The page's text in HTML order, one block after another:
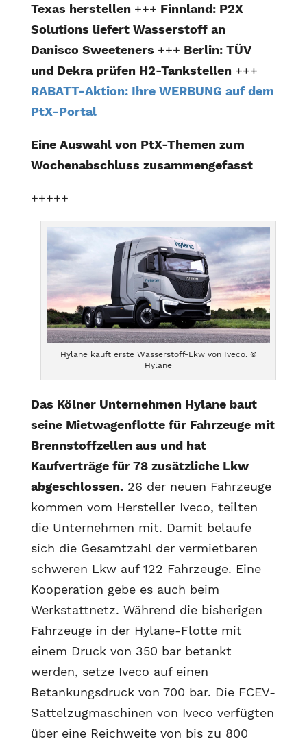
Texas herstellen +++ Finnland: P2X
Solutions liefert Wasserstoff an
Danisco Sweeteners +++ Berlin: TÜV
und Dekra prüfen H2-Tankstellen +++
RABATT-Aktion: Ihre WERBUNG auf dem
PtX-Portal
Eine Auswahl von PtX-Themen zum
Wochenabschluss zusammengefasst
+++++
Hylane kauft erste Wasserstoff-Lkw von Iveco. ©
Hylane
Das Kölner Unternehmen Hylane baut
seine Mietwagenflotte für Fahrzeuge mit
Brennstoffzellen aus und hat
Kaufverträge für 78 zusätzliche Lkw
abgeschlossen.26 der neuen Fahrzeuge
kommen vom Hersteller Iveco, teilten
die Unternehmen mit. Damit belaufe
sich die Gesamtzahl der vermietbaren
schweren Lkw auf 122 Fahrzeuge. Eine
Kooperation gebe es auch beim
Werkstattnetz. Während die bisherigen
Fahrzeuge in der Hylane-Flotte mit
einem Druck von 350 bar betankt
werden, setze Iveco auf einen
Betankungsdruck von 700 bar. Die FCEV-
Sattelzugmaschinen von Iveco verfügten
über eine Reichweite von bis zu 800